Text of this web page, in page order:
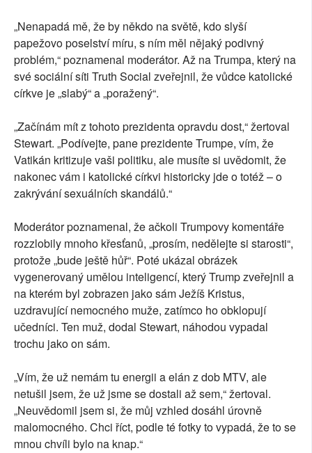
„Nenapadá mě, že by někdo na světě, kdo slyší
papežovo poselství míru, s ním měl nějaký podivný
problém,“ poznamenal moderátor. Až na Trumpa, který na
své sociální síti Truth Social zveřejnil, že vůdce katolické
církve je „slabý“ a „poražený“.
„Začínám mít z tohoto prezidenta opravdu dost,“ žertoval
Stewart. „Podívejte, pane prezidente Trumpe, vím, že
Vatikán kritizuje vaši politiku, ale musíte si uvědomit, že
nakonec vám i katolické církvi historicky jde o totéž – o
zakrývání sexuálních skandálů.“
Moderátor poznamenal, že ačkoli Trumpovy komentáře
rozzlobily mnoho křesťanů, „prosím, nedělejte si starosti“,
protože „bude ještě hůř“. Poté ukázal obrázek
vygenerovaný umělou inteligencí, který Trump zveřejnil a
na kterém byl zobrazen jako sám Ježíš Kristus,
uzdravující nemocného muže, zatímco ho obklopují
učedníci. Ten muž, dodal Stewart, náhodou vypadal
trochu jako on sám.
„Vím, že už nemám tu energii a elán z dob MTV, ale
netušil jsem, že už jsme se dostali až sem,“ žertoval.
„Neuvědomil jsem si, že můj vzhled dosáhl úrovně
malomocného. Chci říct, podle té fotky to vypadá, že to se
mnou chvíli bylo na knap.“